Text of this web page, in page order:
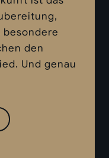
den
Und genau